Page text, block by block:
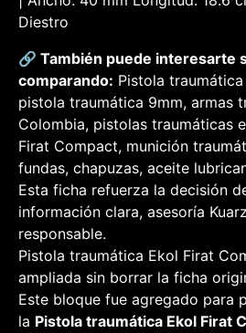
Diestro
🔗 También puede interesarte
comparando: Pistola
pistola traumática 9mm, armas
Colombia, pistolas traumáticas
Firat Compact, munición
fundas, chapuzas, aceite
Esta ficha refuerza la decisión
información clara, asesoría
responsable.
Pistola traumática Ekol Firat
ampliada sin borrar la ficha
Este bloque fue agregado para
la Pistola traumática Ekol Firat